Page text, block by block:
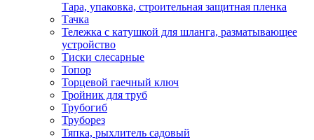
Тара, упаковка, строительная защитная пленка
Тачка
Тележка с катушкой для шланга, разматывающее
устройство
Тиски слесарные
Топор
Торцевой гаечный ключ
Тройник для труб
Трубогиб
Труборез
Тяпка, рыхлитель садовый